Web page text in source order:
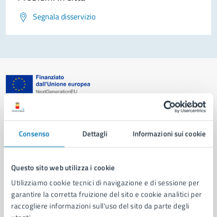
Consenso Dettagli Informazioni sui cookie
Questo sito web utilizza i cookie
Utilizziamo cookie tecnici di navigazione e di sessione per
garantire la corretta fruizione del sito e cookie analitici per
raccogliere informazioni sull'uso del sito da parte degli
Segnala disservizio
Organi di governo
Municipalità
Uffici
Enti e fondazioni
Politici